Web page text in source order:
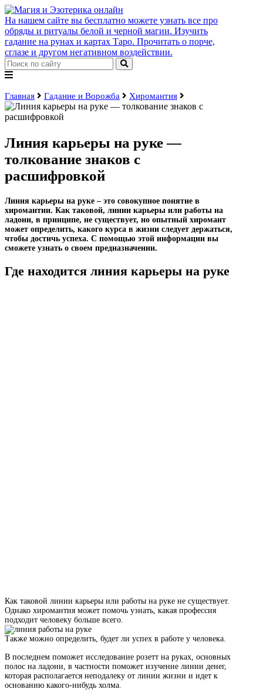
На нашем сайте вы бесплатно можете узнать все про
обряды и ритуалы белой и черной магии. Изучить
гадание на рунах и картах Таро. Прочитать о порче,
сглазе и другом негативном воздействии.
Главная Гадание и Ворожба Хиромантия
Линия карьеры на руке —
толкование знаков с
расшифровкой
Линия карьеры на руке – это совокупное понятие в
хиромантии. Как таковой, линии карьеры или работы на
ладони, в принципе, не существует, но опытный хиромант
может определить, какого курса в жизни следует держаться,
чтобы достичь успеха. С помощью этой информации вы
сможете узнать о своем предназначении.
Где находится линия карьеры на руке
Как таковой линии карьеры или работы на руке не существует.
Однако хиромантия может помочь узнать, какая профессия
подходит человеку больше всего.
Также можно определить, будет ли успех в работе у человека.
В последнем поможет исследование розетт на руках, основных
полос на ладони, в частности поможет изучение линии денег,
которая располагается неподалеку от линии жизни и идет к
основанию какого-нибудь холма.